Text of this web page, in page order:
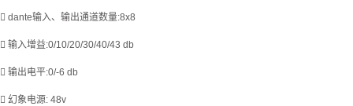
 dante输入、输出通道数量:8x8
 输入增益:0/10/20/30/40/43 db
 输出电平:0/-6 db
 幻象电源: 48v